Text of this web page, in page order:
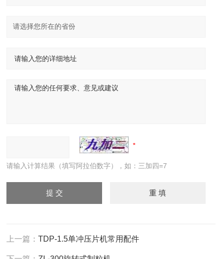
请输入计算结果（填写阿拉伯数字），如：三加四=7
上一篇：TDP-1.5单冲压片机常用配件